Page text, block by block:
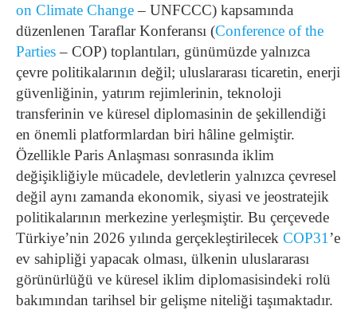
on Climate Change– UNFCCC) kapsamında
düzenlenen Taraflar Konferansı (Conference of the
Parties– COP) toplantıları, günümüzde yalnızca
çevre politikalarının değil; uluslararası ticaretin, enerji
güvenliğinin, yatırım rejimlerinin, teknoloji
transferinin ve küresel diplomasinin de şekillendiği
en önemli platformlardan biri hâline gelmiştir.
Özellikle Paris Anlaşması sonrasında iklim
değişikliğiyle mücadele, devletlerin yalnızca çevresel
değil aynı zamanda ekonomik, siyasi ve jeostratejik
politikalarının merkezine yerleşmiştir. Bu çerçevede
Türkiye’nin 2026 yılında gerçekleştirilecek COP31 ’e
ev sahipliği yapacak olması, ülkenin uluslararası
görünürlüğü ve küresel iklim diplomasisindeki rolü
bakımından tarihsel bir gelişme niteliği taşımaktadır.